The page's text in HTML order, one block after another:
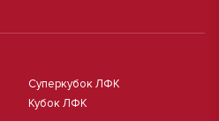
Суперкубок ЛФК
Кубок ЛФК